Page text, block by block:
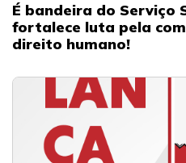
É bandeira do Serviço
fortalece luta pela
direito humano!